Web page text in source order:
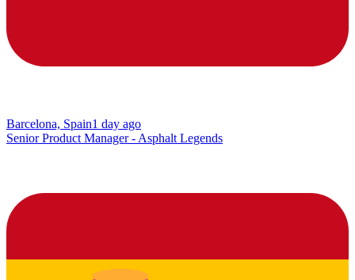
Barcelona, Spain1 day ago
Senior Product Manager - Asphalt Legends